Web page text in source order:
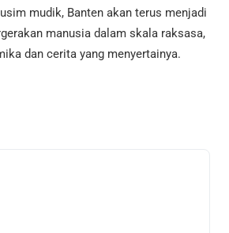
mudik, Banten akan terus menjadi
manusia dalam skala raksasa,
dan cerita yang menyertainya.